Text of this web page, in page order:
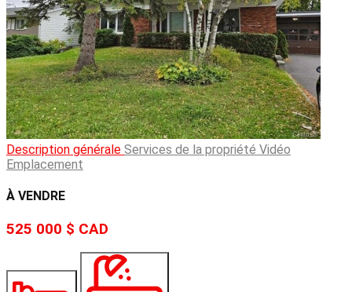
Description générale Services de la propriété Vidéo
Emplacement
À VENDRE
525 000 $ CAD